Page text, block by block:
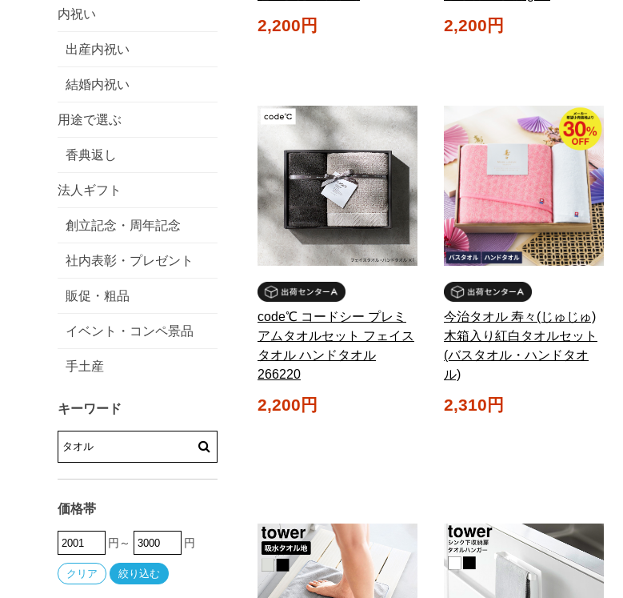
内祝い
出産内祝い
結婚内祝い
用途で選ぶ
香典返し
法人ギフト
創立記念・周年記念
社内表彰・プレゼント
販促・粗品
イベント・コンペ景品
手土産
キーワード
価格帯
円～ 円
2,200円 2,200円
code℃ コードシー プレミ
アムタオルセット フェイス
タオル ハンドタオル
266220
2,200円
今治タオル 寿々(じゅじゅ)
木箱入り紅白タオルセット
(バスタオル・ハンドタオ
ル)
2,310円